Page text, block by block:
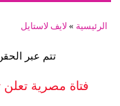
الرئيسية » لايف لاستايل
تتم عبر
فتاة مصرية تعلن